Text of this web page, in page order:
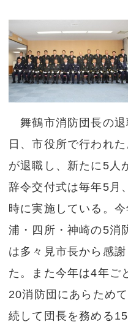
舞鶴市消防団長の退
日、市役所で行われ
が退職し、新たに5人
辞令交付式は毎年5月
時に実施している。
浦・四所・神崎の5消
は多々見市長から感
た。また今年は4年ご
20消防団にあらため
続して団長を務める